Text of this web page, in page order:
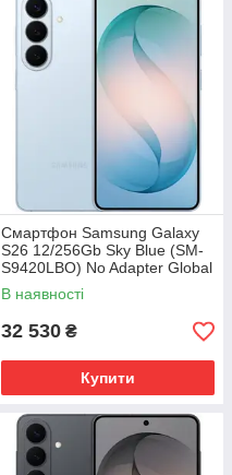
Смартфон Samsung Galaxy
S26 12/256Gb Sky Blue (SM-
S9420LBO) No Adapter Global
version
В наявності
32 530 ₴
Купити